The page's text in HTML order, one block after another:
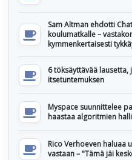
Sam Altman ehdotti
koulumatkalle –
kymmenkertaisesti
6 töksäyttävää
itsetuntemuksen
Myspace suunnittelee
haastaa algoritmien
Rico Verhoeven haluaa
vastaan – "Tämä jäi